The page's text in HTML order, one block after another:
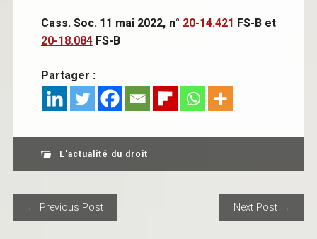
Cass. Soc. 11 mai 2022, n° 20-14.421 FS-B et
20-18.084FS-B
Partager :
L'actualité du droit
POST NAVIGATION
← Previous Post Next Post →